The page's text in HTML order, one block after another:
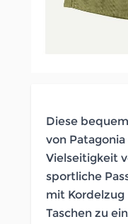
Diese
von
Vielseitigkeit
sportliche
mit
Taschen zu